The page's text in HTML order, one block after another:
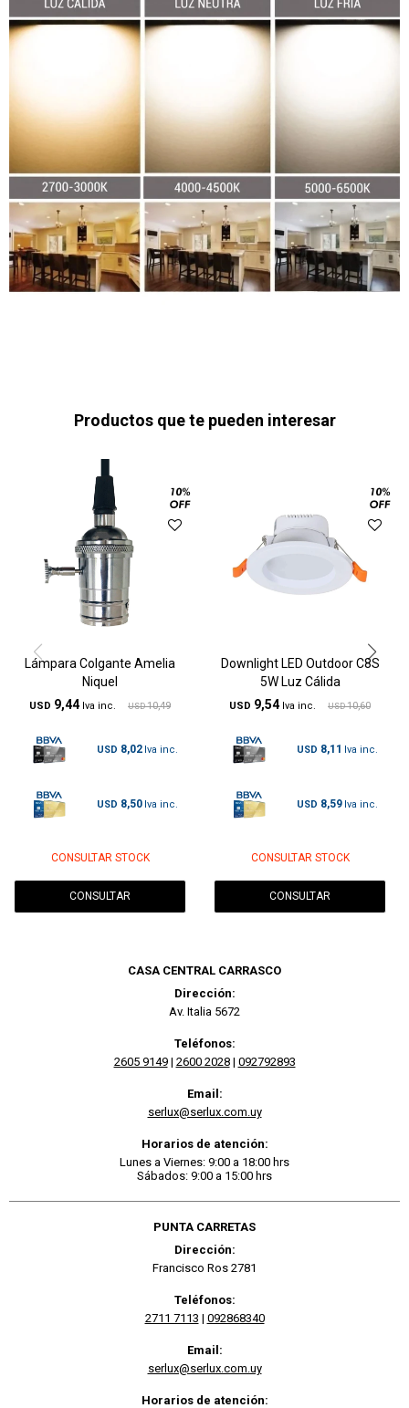
Productos que te pueden interesar
Lámpara Colgante Amelia
Niquel
USD 9,44 USD 10,49
USD 8,02
USD 8,50
CONSULTAR STOCK
CONSULTAR
Downlight LED Outdoor C8S
5W Luz Cálida
USD 9,54 USD 10,60
USD 8,11
USD 8,59
CONSULTAR STOCK
CONSULTAR
CASA CENTRAL CARRASCO
Dirección:
Av. Italia 5672
Teléfonos:
2605 9149| 2600 2028| 092792893
Email:
serlux@serlux.com.uy
Horarios de atención:
Lunes a Viernes: 9:00 a 18:00 hrs
Sábados: 9:00 a 15:00 hrs
PUNTA CARRETAS
Dirección:
Francisco Ros 2781
Teléfonos:
2711 7113 | 092868340
Email:
serlux@serlux.com.uy
Horarios de atención: